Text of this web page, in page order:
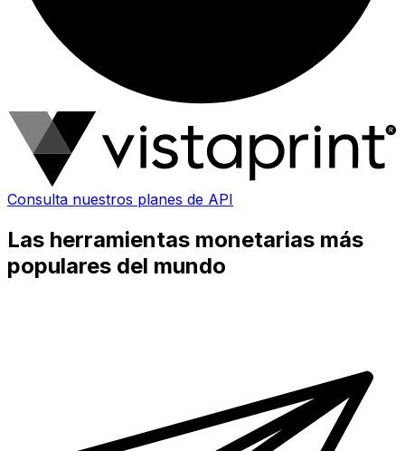
Consulta nuestros planes de API
Las herramientas monetarias más
populares del mundo